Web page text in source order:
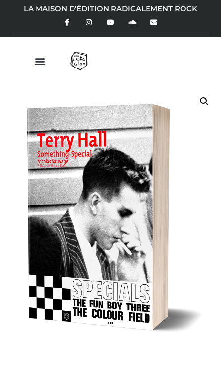
LA MAISON D'ÉDITION RADICALEMENT ROCK